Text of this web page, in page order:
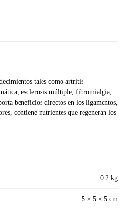
tales como artritis
esclerosis múltiple, fibromialgia,
beneficios directos en los ligamentos,
contiene nutrientes que regeneran los
0.2 kg
5 × 5 × 5 cm